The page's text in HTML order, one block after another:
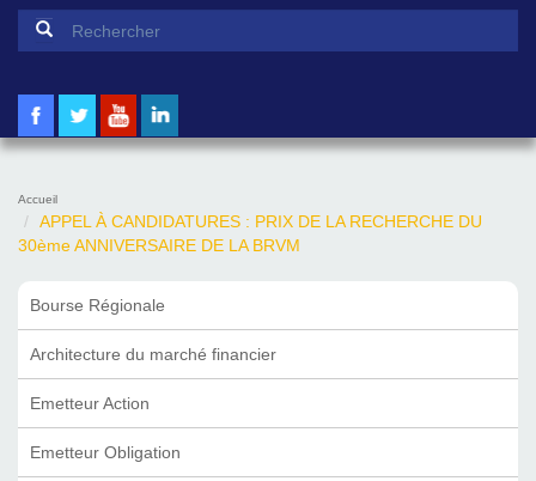
Formulaire de recherche
Accueil
APPEL À CANDIDATURES : PRIX DE LA RECHERCHE DU
30ème ANNIVERSAIRE DE LA BRVM
Bourse Régionale
Architecture du marché financier
Emetteur Action
Emetteur Obligation